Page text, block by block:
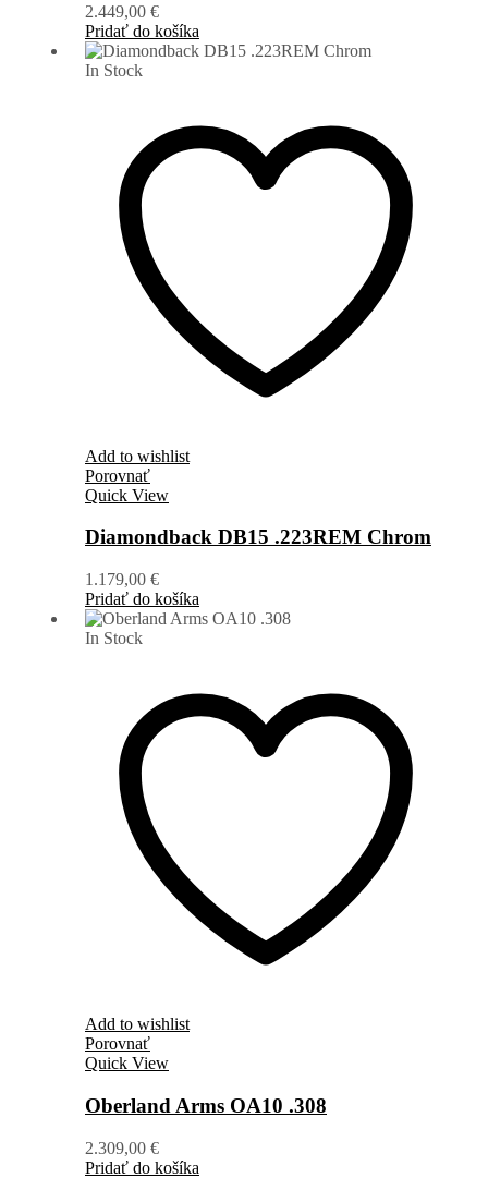
2.449,00 €
Pridať do košíka
In Stock
Add to wishlist
Porovnať
Quick View
Diamondback DB15 .223REM Chrom
1.179,00 €
Pridať do košíka
In Stock
Add to wishlist
Porovnať
Quick View
Oberland Arms OA10 .308
2.309,00 €
Pridať do košíka